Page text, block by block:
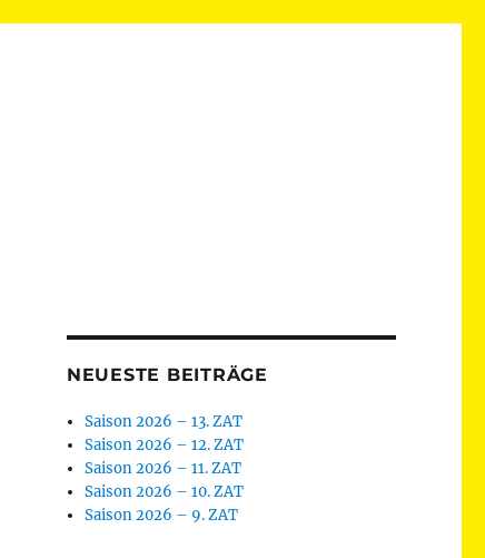
NEUESTE BEITRÄGE
Saison 2026 – 13. ZAT
Saison 2026 – 12. ZAT
Saison 2026 – 11. ZAT
Saison 2026 – 10. ZAT
Saison 2026 – 9. ZAT